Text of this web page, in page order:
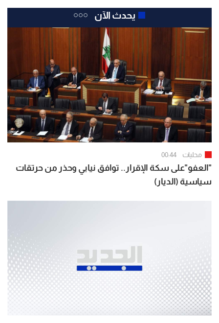
يحدث الآن
محليات 00:44
"العفو"على سكة الإقرار.. توافق نيابي وحذر من حرتقات
سياسية (الديار)